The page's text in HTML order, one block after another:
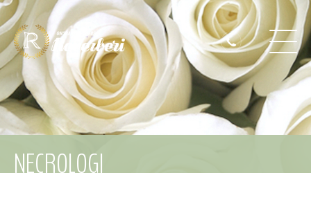
NECROLOGI